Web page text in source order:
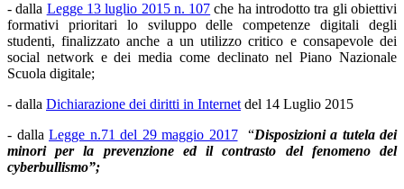
- dalla Legge 13 luglio 2015 n. 107 che ha introdotto tra gli obiettivi
formativi prioritari lo sviluppo delle competenze digitali degli
studenti, finalizzato anche a un utilizzo critico e consapevole dei
social network e dei media come declinato nel Piano Nazionale
Scuola digitale;
- dalla Dichiarazione dei diritti in Internet del 14 Luglio 2015
- dalla Legge n.71 del 29 maggio 2017 “Disposizioni a tutela dei
minori per la prevenzione ed il contrasto del fenomeno del
cyberbullismo”;